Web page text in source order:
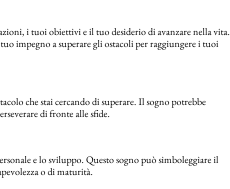
i tuoi obiettivi e il tuo desiderio di avanzare nella vita.
impegno a superare gli ostacoli per raggiungere i tuoi
che stai cercando di superare. Il sogno potrebbe
di fronte alle sfide.
e lo sviluppo. Questo sogno può simboleggiare il
o di maturità.